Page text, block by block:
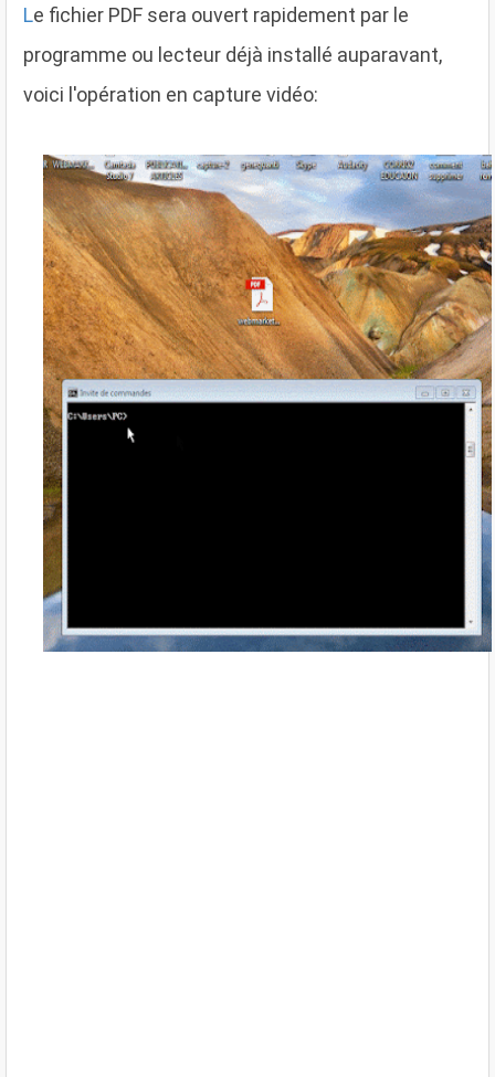
Le fichier PDF sera ouvert rapidement par le
programme ou lecteur déjà installé auparavant,
voici l'opération en capture vidéo: